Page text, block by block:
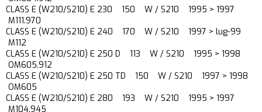
CLASS E (W210/S210) E 230 150 W / S210 1995 > 1997
M111.970
CLASS E (W210/S210) E 240 170 W / S210 1997 > lug-99
M112
CLASS E (W210/S210) E 250 D 113 W / S210 1995 > 1998
OM605.912
CLASS E (W210/S210) E 250 TD 150 W / S210 1997 > 1998
OM605
CLASS E (W210/S210) E 280 193 W / S210 1995 > 1997
M104.945